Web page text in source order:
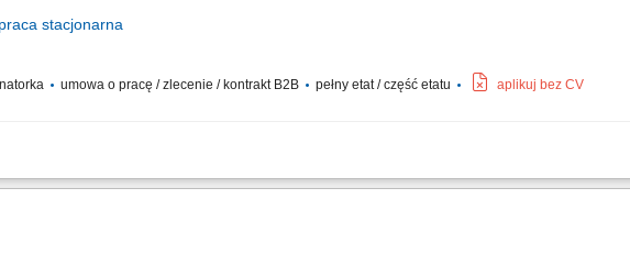
praca stacjonarna
umowa o pracę / zlecenie / kontrakt B2B pełny etat / część etatu aplikuj bez CV
Odpowiedzialność za sprawny i prawidłowy przebieg prac rurarskich oraz mechanicznych;